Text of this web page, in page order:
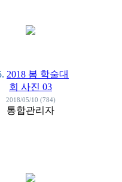
2018 봄 학술대
회 사진 03
2018/05/10 (784)
통합관리자